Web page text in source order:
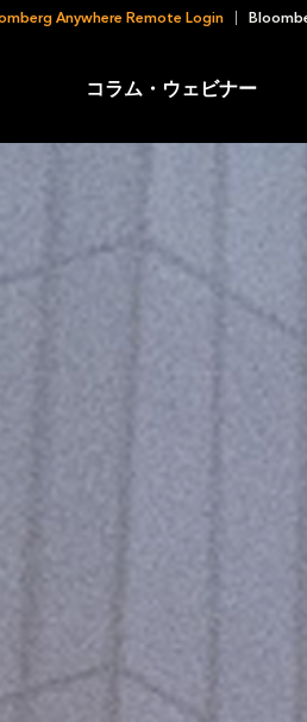
Anywhere Remote Login
コラム・ウェビナー